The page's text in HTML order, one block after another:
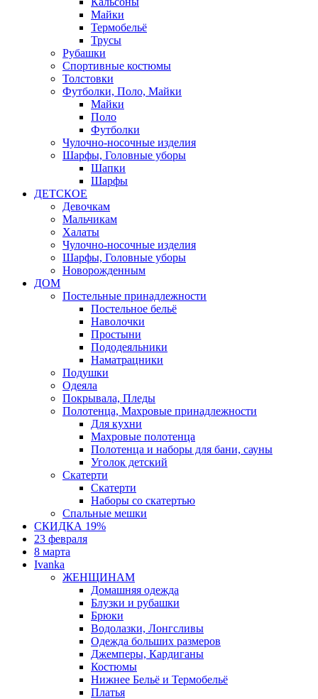
Майки
Термобельё
Трусы
Рубашки
Спортивные костюмы
Толстовки
Футболки, Поло, Майки
Майки
Поло
Футболки
Чулочно-носочные изделия
Шарфы, Головные уборы
Шапки
Шарфы
ДЕТСКОЕ
Девочкам
Мальчикам
Халаты
Чулочно-носочные изделия
Шарфы, Головные уборы
Новорожденным
ДОМ
Постельные принадлежности
Постельное бельё
Наволочки
Простыни
Пододеяльники
Наматрацники
Подушки
Одеяла
Покрывала, Пледы
Полотенца, Махровые принадлежности
Для кухни
Махровые полотенца
Полотенца и наборы для бани, сауны
Уголок детский
Скатерти
Скатерти
Наборы со скатертью
Спальные мешки
СКИДКА 19%
23 февраля
8 марта
Ivanka
ЖЕНЩИНАМ
Домашняя одежда
Блузки и рубашки
Брюки
Водолазки, Лонгсливы
Одежда больших размеров
Джемперы, Кардиганы
Костюмы
Нижнее Бельё и Термобельё
Платья